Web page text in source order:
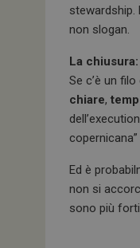
stewardship.
non slogan.
La
Se c’è un
chiare,
Ed è
non si
sono più forti